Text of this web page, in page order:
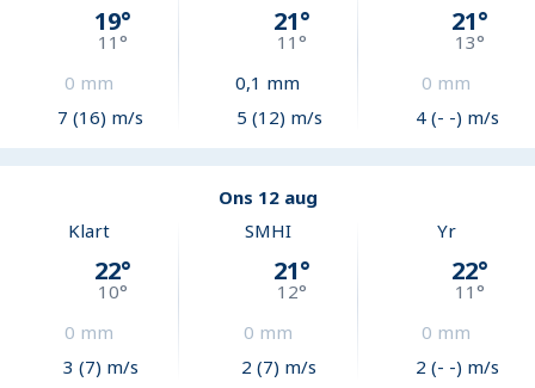
19°
11°
0 mm
7 (16) m/s
21°
11 °
0,1 mm
5 (12) m/s
21°
13°
0 mm
4 (- -) m/s
Ons 12 aug
Klart
22°
10°
0 mm
3 (7) m/s
SMHI
21°
12°
0 mm
2 (7) m/s
Yr
22°
11°
0 mm
2 (- -) m/s